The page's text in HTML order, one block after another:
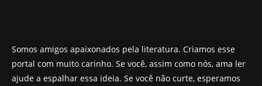
Somos amigos apaixonados pela literatura. Criamos esse
portal com muito carinho. Se você, assim como nós, ama ler
ajude a espalhar essa ideia. Se você não curte, esperamos